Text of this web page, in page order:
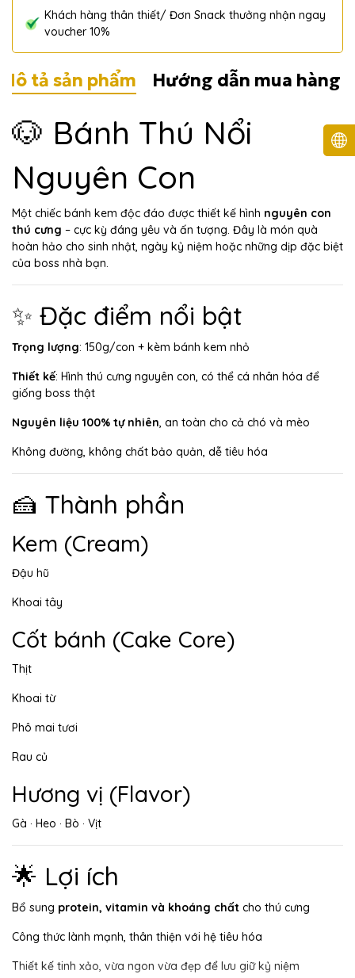
Khách hàng thân thiết/ Đơn Snack thưởng nhận ngay
voucher 10%
tả sản phẩm Hướng dẫn mua hàng
🐶 Bánh Thú Nổi
Nguyên Con
Một chiếc bánh kem độc đáo được thiết kế hình nguyên con
thú cưng – cực kỳ đáng yêu và ấn tượng. Đây là món quà
hoàn hảo cho sinh nhật, ngày kỷ niệm hoặc những dịp đặc biệt
của boss nhà bạn.
✨ Đặc điểm nổi bật
Trọng lượng: 150g/con + kèm bánh kem nhỏ
Thiết kế: Hình thú cưng nguyên con, có thể cá nhân hóa để
giống boss thật
Nguyên liệu 100% tự nhiên, an toàn cho cả chó và mèo
Không đường, không chất bảo quản, dễ tiêu hóa
🍰 Thành phần
Kem (Cream)
Đậu hũ
Khoai tây
Cốt bánh (Cake Core)
Thịt
Khoai từ
Phô mai tươi
Rau củ
Hương vị (Flavor)
Gà · Heo · Bò · Vịt
🌟 Lợi ích
Bổ sung protein, vitamin và khoáng chất cho thú cưng
Công thức lành mạnh, thân thiện với hệ tiêu hóa
Thiết kế tinh xảo, vừa ngon vừa đẹp để lưu giữ kỷ niệm